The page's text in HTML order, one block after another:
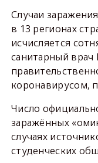
Случаи
в 13 регионах
исчисляется
санитарный
коронавирусом,
Число
заражённых
случаях
студенческих